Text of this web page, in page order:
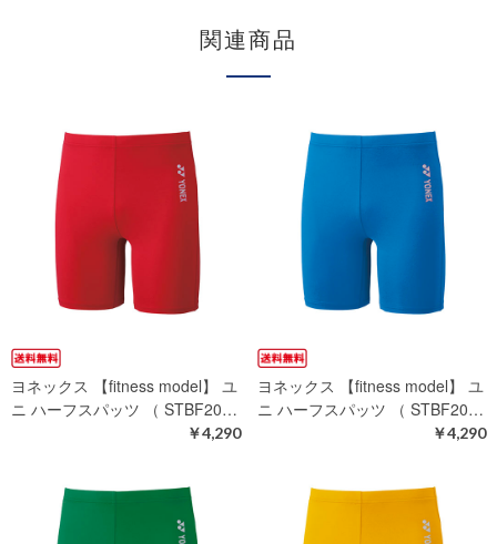
関連商品
ヨネックス 【fitness model】 ユ
ニ ハーフスパッツ （ STBF20…
￥4,290
ヨネックス 【fitness model】 ユ
ニ ハーフスパッツ （ STBF20…
￥4,290